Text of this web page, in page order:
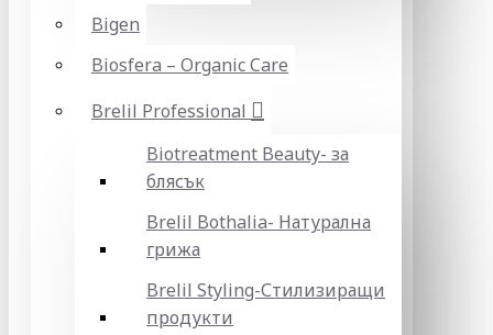
Bigen
Biosfera – Organic Care
Brelil Professional
Biotreatment Beauty- за
блясък
Brelil Bothalia- Натурална
грижа
Brelil Styling-Стилизиращи
продукти